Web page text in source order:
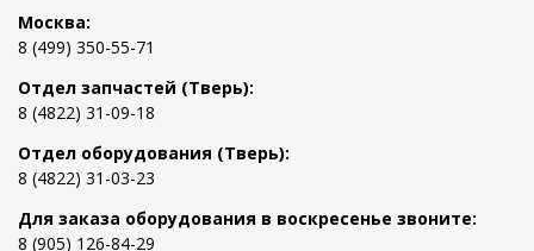
Москва:
8 (499) 350-55-71
Отдел запчастей (Тверь):
8 (4822) 31-09-18
Отдел оборудования (Тверь):
8 (4822) 31-03-23
Для заказа оборудования в воскресенье звоните:
8 (905) 126-84-29